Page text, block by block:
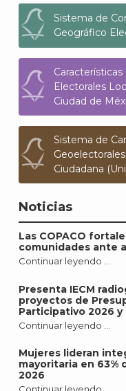
Sistema de
Geográfico
Electorales
Ciudad de
Sistema de
Ciudadana
Noticias
Las COPACO
comunidades ante
Continuar leyendo …
Presenta IECM
proyectos de
Participativo 2026 y
Continuar leyendo …
Mujeres lideran
mayoritaria en 63%
2026
Continuar leyendo …